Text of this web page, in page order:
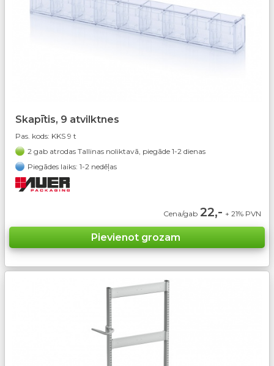
Skapītis, 9 atvilktnes
Pas. kods: KKS 9 t
2 gab atrodas Tallinas noliktavā, piegāde 1-2 dienas
Piegādes laiks: 1-2 nedēļas
Cena/gab 22,- + 21% PVN